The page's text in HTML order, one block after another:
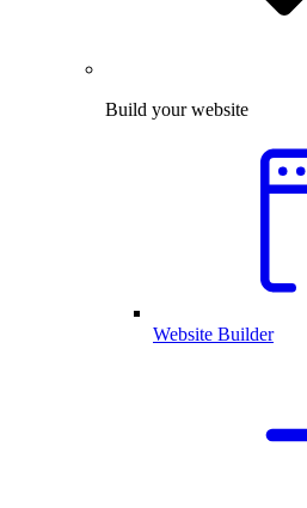
Build your website
Website Builder